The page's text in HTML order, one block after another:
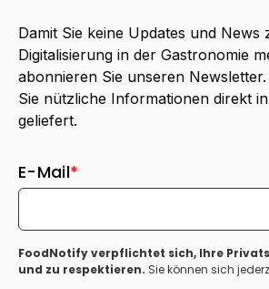
Damit Sie keine Updates und News
Digitalisierung in der Gastronomie
abonnieren Sie unseren
Sie nützliche Informationen direkt
geliefert.
E-Mail*
FoodNotify verpflichtet sich, Ihre
und zu respektieren. Sie können sich